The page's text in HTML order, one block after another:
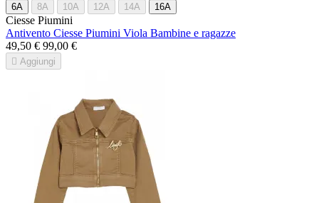
6A 8A 10A 12A 14A 16A
Ciesse Piumini
Antivento Ciesse Piumini Viola Bambine e ragazze
49,50 € 99,00 €
 Aggiungi